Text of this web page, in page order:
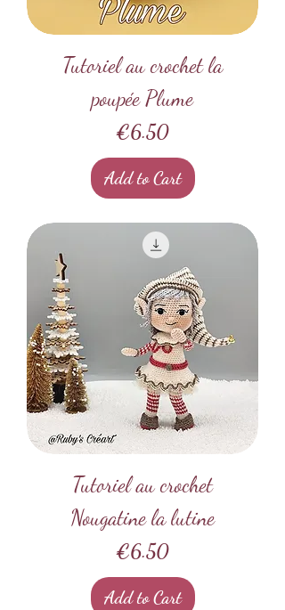
Tutoriel au crochet la
poupée Plume
Price
€6.50
Add to Cart
Tutoriel au crochet
Nougatine la lutine
Price
€6.50
Add to Cart